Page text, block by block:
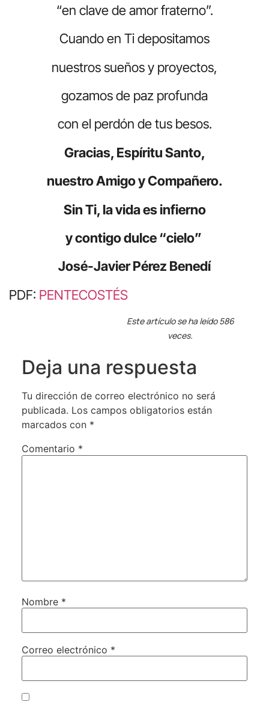
“en clave de amor fraterno”.
Cuando en Ti depositamos
nuestros sueños y proyectos,
gozamos de paz profunda
con el perdón de tus besos.
Gracias, Espíritu Santo,
nuestro Amigo y Compañero.
Sin Ti, la vida es infierno
y contigo dulce “cielo”
José-Javier Pérez Benedí
PDF: PENTECOSTÉS
Este artículo se ha leído 586
veces.
Deja una respuesta
Tu dirección de correo electrónico no será
publicada. Los campos obligatorios están
marcados con *
Comentario *
Nombre *
Correo electrónico *